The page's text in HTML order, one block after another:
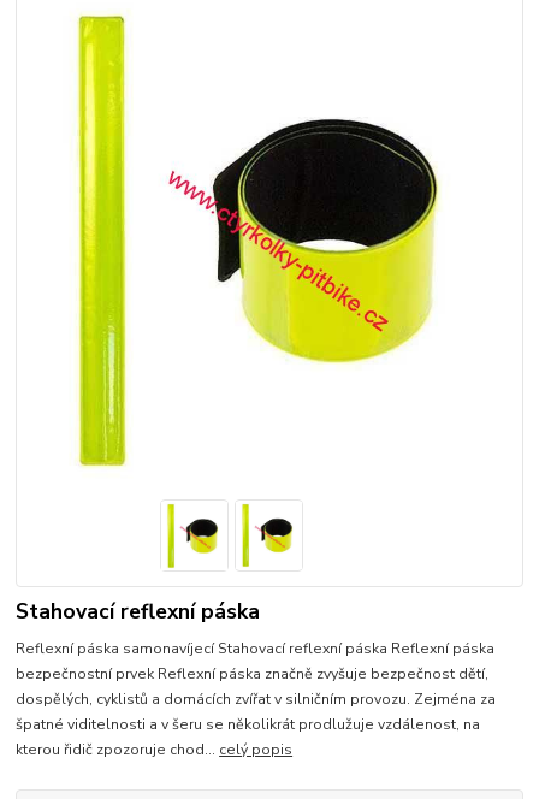
Stahovací reflexní páska
Reflexní páska samonavíjecí Stahovací reflexní páska Reflexní páska
bezpečnostní prvek Reflexní páska značně zvyšuje bezpečnost dětí,
dospělých, cyklistů a domácích zvířat v silničním provozu. Zejména za
špatné viditelnosti a v šeru se několikrát prodlužuje vzdálenost, na
kterou řidič zpozoruje chod... celý popis